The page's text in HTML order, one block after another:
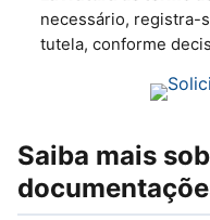
necessário, registra-
tutela, conforme
Saiba mais